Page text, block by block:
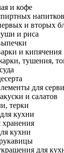
и кофе
напитков
и вторых
и риса
и кипячения
тушения,
для
и салатов
терки
кухни
кухни
для